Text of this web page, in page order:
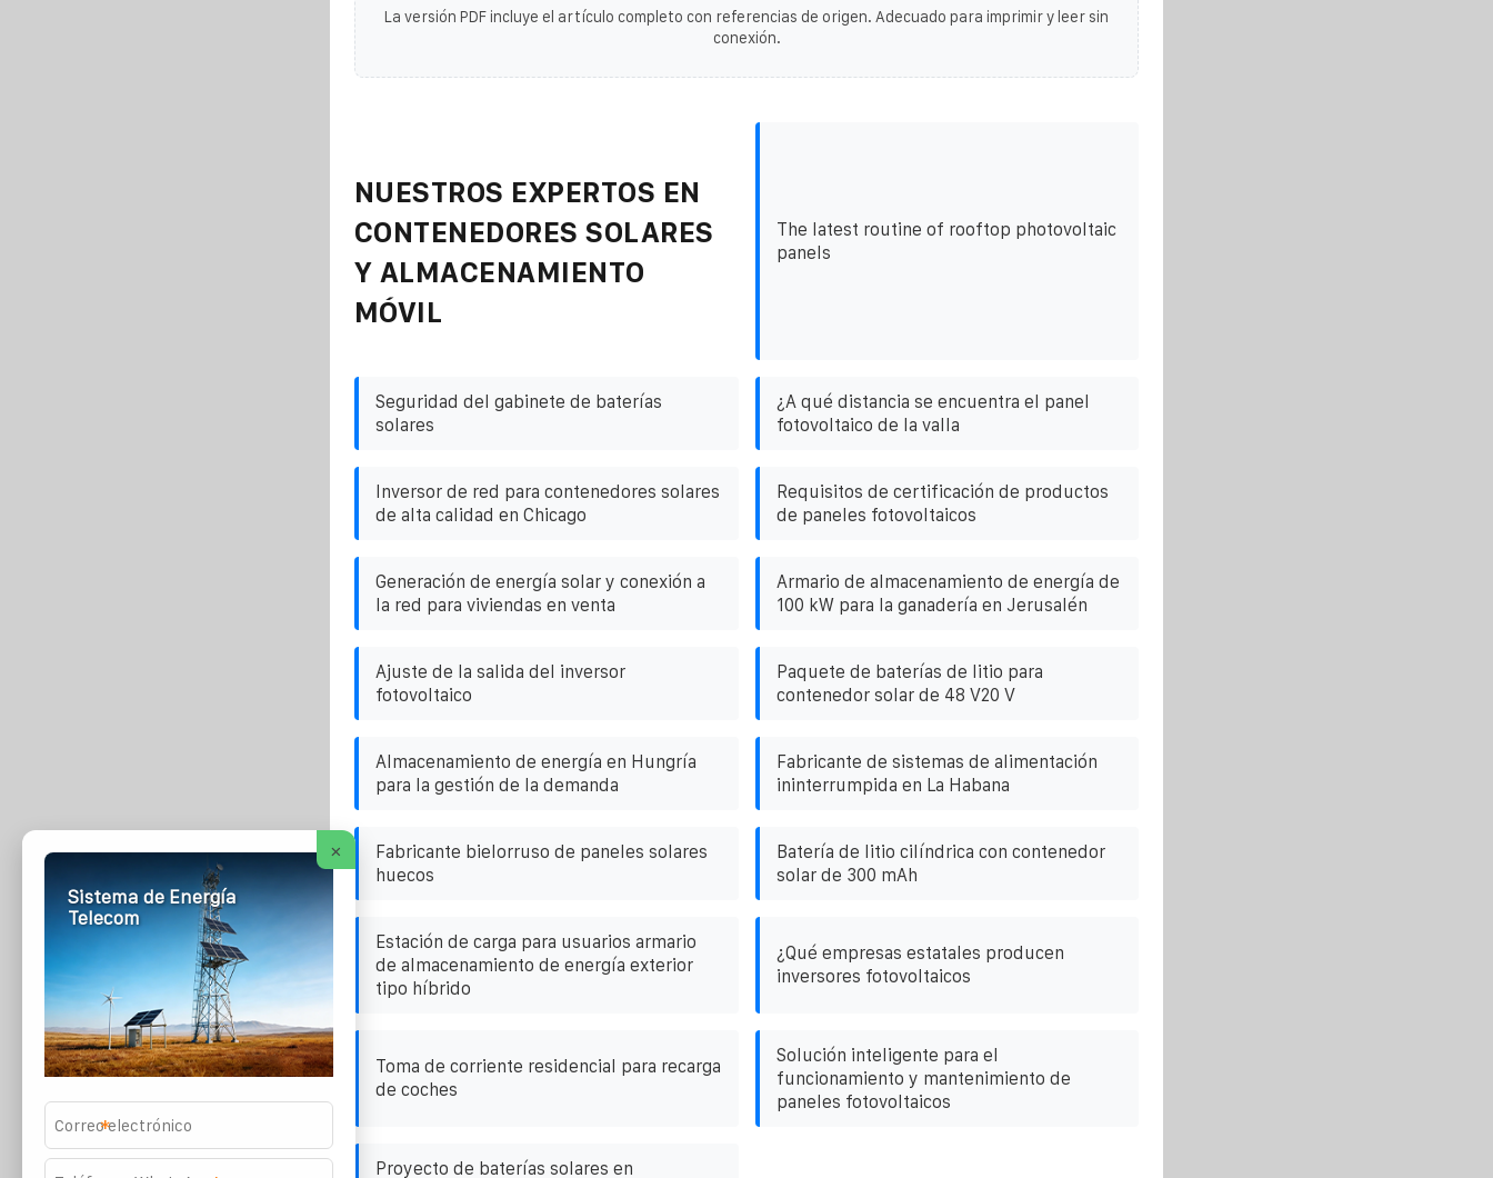
La versión PDF incluye el artículo completo con referencias de origen. Adecuado para imprimir y leer sin
conexión.
NUESTROS EXPERTOS EN
CONTENEDORES SOLARES
Y ALMACENAMIENTO
MÓVIL
The latest routine of rooftop photovoltaic
panels
Seguridad del gabinete de baterías
solares
¿A qué distancia se encuentra el panel
fotovoltaico de la valla
Inversor de red para contenedores solares
de alta calidad en Chicago
Requisitos de certificación de productos
de paneles fotovoltaicos
Generación de energía solar y conexión a
la red para viviendas en venta
Armario de almacenamiento de energía de
100 kW para la ganadería en Jerusalén
Ajuste de la salida del inversor
fotovoltaico
Paquete de baterías de litio para
contenedor solar de 48 V20 V
Almacenamiento de energía en Hungría
para la gestión de la demanda
Fabricante de sistemas de alimentación
ininterrumpida en La Habana
Fabricante bielorruso de paneles solares
huecos
Batería de litio cilíndrica con contenedor
solar de 300 mAh
Estación de carga para usuarios armario
de almacenamiento de energía exterior
tipo híbrido
¿Qué empresas estatales producen
inversores fotovoltaicos
Toma de corriente residencial para recarga
de coches
Solución inteligente para el
funcionamiento y mantenimiento de
paneles fotovoltaicos
Proyecto de baterías solares en
×
Sistema de Energía
Telecom
*